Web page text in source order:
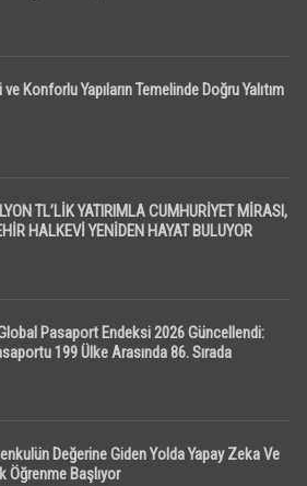
Konforlu Yapıların Temelinde Doğru Yalıtım
TL’LİK YATIRIMLA CUMHURİYET MİRASI,
HALKEVİ YENİDEN HAYAT BULUYOR
Pasaport Endeksi 2026 Güncellendi:
199 Ülke Arasında 86. Sırada
Değerine Giden Yolda Yapay Zeka Ve
Öğrenme Başlıyor